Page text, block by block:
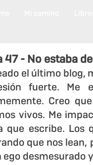
47 - No estaba
el último blog,
fuerte. Me
Creo
vivos. Me
que escribe. Los
que nos
ego desmesurado